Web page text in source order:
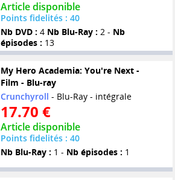
Article disponible
Points fidelités : 40
Nb DVD : 4 Nb Blu-Ray : 2 - Nb
épisodes : 13
My Hero Academia: You're Next -
Film - Blu-ray
Crunchyroll - Blu-Ray - intégrale
17.70 €
Article disponible
Points fidelités : 40
Nb Blu-Ray : 1 - Nb épisodes : 1